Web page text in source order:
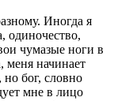
Иногда я
одиночество,
чумазые ноги в
меня начинает
но бог, словно
мне в лицо